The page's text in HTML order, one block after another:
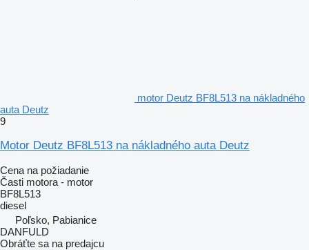
motor Deutz BF8L513 na nákladného
auta Deutz
9
Motor Deutz BF8L513 na nákladného auta Deutz
Cena na požiadanie
Časti motora - motor
BF8L513
diesel
Poľsko, Pabianice
DANFULD
Obráťte sa na predajcu